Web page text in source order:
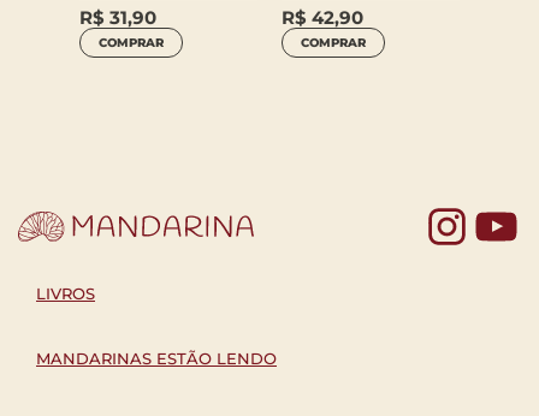
R$ 31,90
COMPRAR
R$ 42,90
COMPRAR
LIVROS
MANDARINAS ESTÃO LENDO